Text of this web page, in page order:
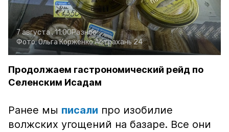
7 августа , 11:00Разное
Фото:Ольга КорженкоАстрахань 24
Продолжаем гастрономический рейд по
Селенским Исадам
Ранее мы писали про изобилие
волжских угощений на базаре. Все они